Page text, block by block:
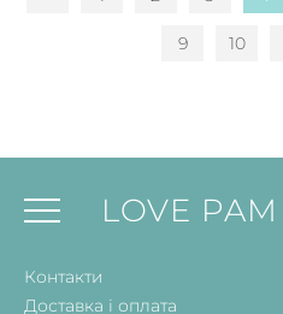
9 10
LOVE PAM
Контакти
Доставка і оплата